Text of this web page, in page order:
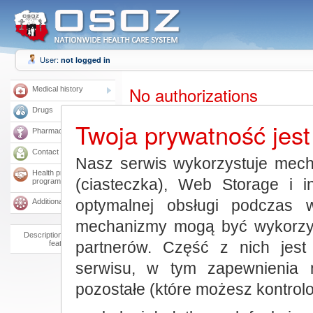
User: not logged in
Medical history
Drugs
Pharmacies
Contact a doctor
Health protection
programs
Additional services
Description of available
features
No authorizations
You have no authorization to use all
Twoja prywatność
Nasz serwis wykorzystuje
(ciasteczka), Web Storage i
optymalnej obsługi
mechanizmy mogą być
partnerów. Część z nich jest
serwisu, w tym zapewnienia
pozostałe (które możesz